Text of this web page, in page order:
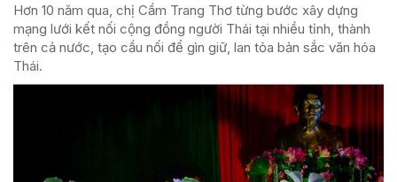
Hơn 10 năm qua, chị Cầm Trang Thơ từng bước xây dựng
mạng lưới kết nối cộng đồng người Thái tại nhiều tỉnh, thành
trên cả nước, tạo cầu nối để gìn giữ, lan tỏa bản sắc văn hóa
Thái.